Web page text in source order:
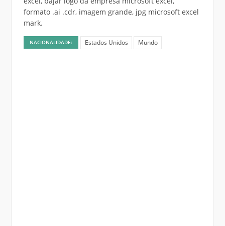
formato .ai .cdr, imagem grande, jpg microsoft excel
mark.
NACIONALIDADE: Estados Unidos Mundo